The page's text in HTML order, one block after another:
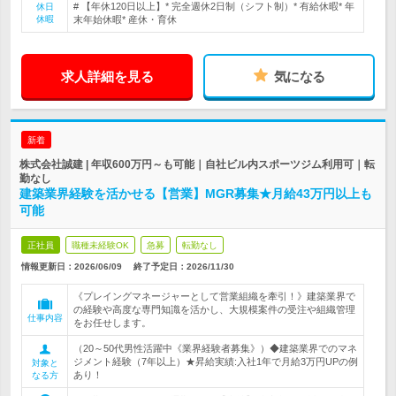
休日
休暇
# 【年休120日以上】* 完全週休2日制（シフト制）* 有給休暇* 年
末年始休暇* 産休・育休
求人詳細を見る 気になる
新着
株式会社誠建 | 年収600万円～も可能｜自社ビル内スポーツジム利用可｜転
勤なし
建築業界経験を活かせる【営業】MGR募集★月給43万円以上も
可能
正社員 職種未経験OK 急募 転勤なし
情報更新日：2026/06/09 終了予定日： 2026/11/30
仕事内容
《プレイングマネージャーとして営業組織を牽引！》建築業界で
の経験や高度な専門知識を活かし、大規模案件の受注や組織管理
をお任せします。
対象と
なる方
（20～50代男性活躍中《業界経験者募集》）◆建築業界でのマネ
ジメント経験（7年以上）★昇給実績:入社1年で月給3万円UPの例
あり！